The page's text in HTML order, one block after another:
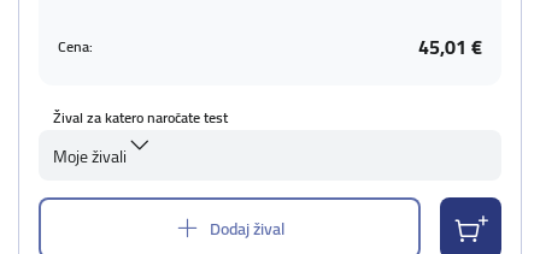
Cena: 45,01 €
Žival za katero naročate test
Moje živali
Dodaj žival